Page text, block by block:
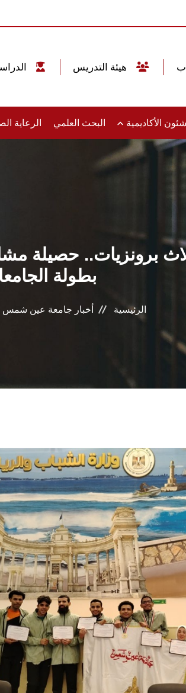
الأكاديمية البحث العلمي الرعاية
برونزيات..
بطولة
الرئيسية أخبار جامعة عين شمس